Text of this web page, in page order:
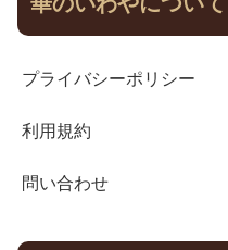
プライバシーポリシー
利用規約
問い合わせ